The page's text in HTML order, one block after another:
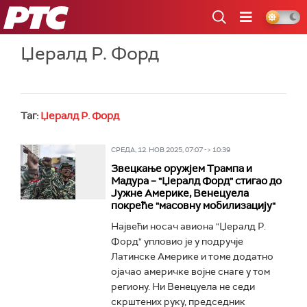
РТС
Џералд Р. Форд
Таг: Џералд Р. Форд
СРЕДА, 12. НОВ 2025, 07:07 -> 10:39
Звецкање оружјем Трампа и
Мадура – "Џералд Форд" стигао до
Јужне Америке, Венецуела
покреће "масовну мобилизацију"
Највећи носач авиона "Џералд Р.
Форд" упловио је у подручје
Латинске Америке и томе додатно
ојачао америчке војне снаге у том
региону. Ни Венецуела не седи
скрштених руку, председник